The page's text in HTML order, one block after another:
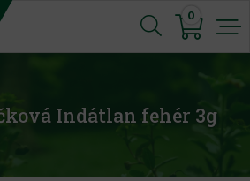
0
Indátlan fehér 3g